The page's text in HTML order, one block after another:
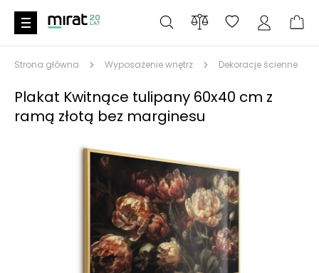
Strona główna Wyposażenie wnętrz Dekoracje ścienne
Plakat Kwitnące tulipany 60x40 cm z
ramą złotą bez marginesu